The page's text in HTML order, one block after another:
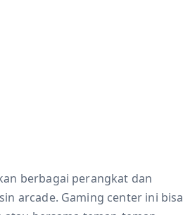
berbagai perangkat dan
arcade. Gaming center ini bisa